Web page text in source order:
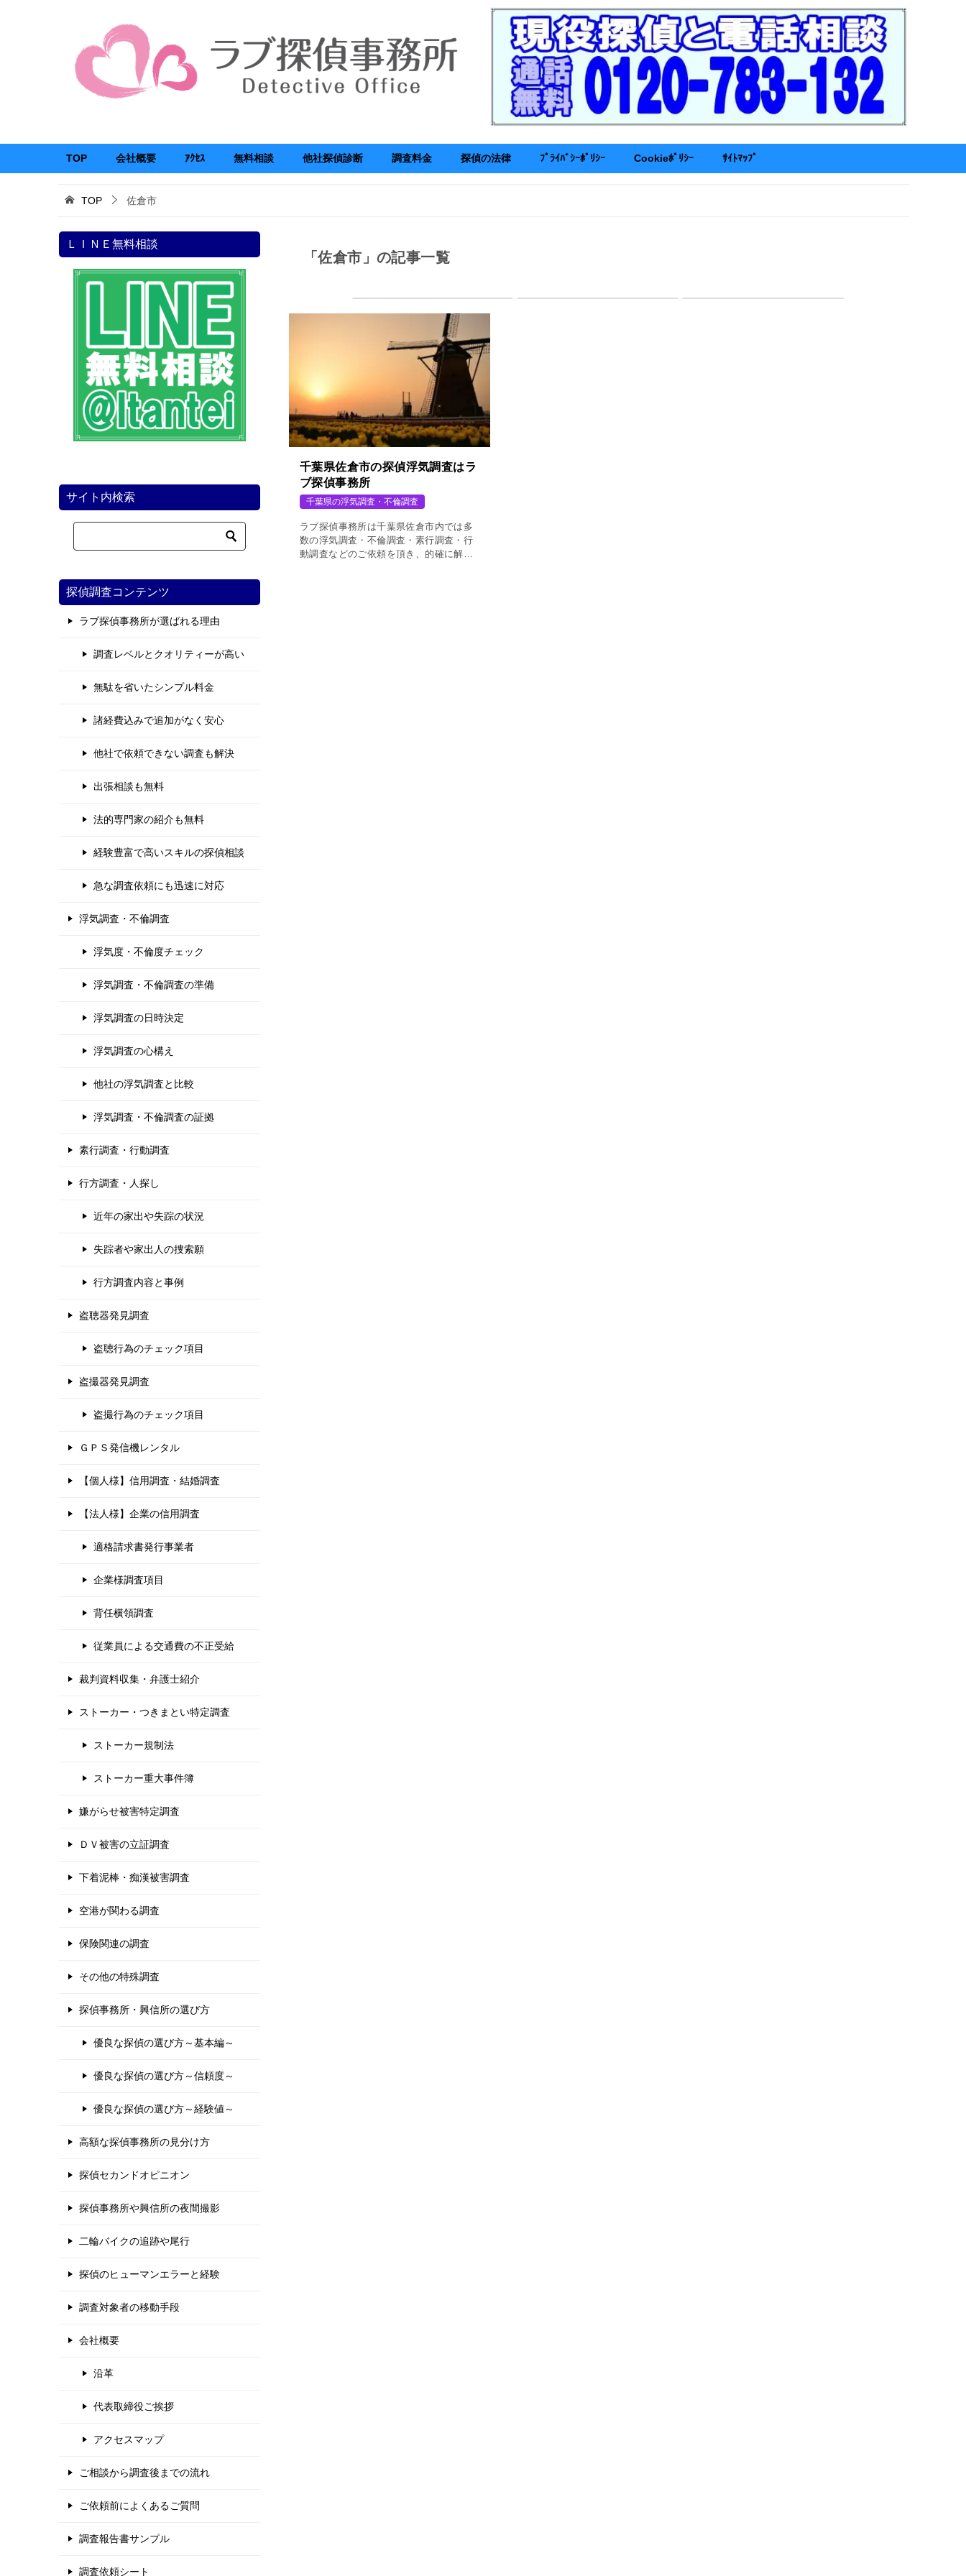
TOP 会社概要 ｱｸｾｽ 無料相談 他社探偵診断 調査料金 探偵の法律 ﾌﾟﾗｲﾊﾞｼｰﾎﾟﾘｼｰ Cookieﾎﾟﾘｼｰ ｻｲﾄﾏｯﾌﾟ
TOP 佐倉市
「佐倉市」の記事一覧
千葉県佐倉市の探偵浮気調査はラ
ブ探偵事務所
千葉県の浮気調査・不倫調査
ラブ探偵事務所は千葉県佐倉市内では多
数の浮気調査・不倫調査・素行調査・行
動調査などのご依頼を頂き、的確に解決
ＬＩＮＥ無料相談
サイト内検索
探偵調査コンテンツ
ラブ探偵事務所が選ばれる理由
調査レベルとクオリティーが高い
無駄を省いたシンプル料金
諸経費込みで追加がなく安心
他社で依頼できない調査も解決
出張相談も無料
法的専門家の紹介も無料
経験豊富で高いスキルの探偵相談
急な調査依頼にも迅速に対応
浮気調査・不倫調査
浮気度・不倫度チェック
浮気調査・不倫調査の準備
浮気調査の日時決定
浮気調査の心構え
他社の浮気調査と比較
浮気調査・不倫調査の証拠
素行調査・行動調査
行方調査・人探し
近年の家出や失踪の状況
失踪者や家出人の捜索願
行方調査内容と事例
盗聴器発見調査
盗聴行為のチェック項目
盗撮器発見調査
盗撮行為のチェック項目
ＧＰＳ発信機レンタル
【個人様】信用調査・結婚調査
【法人様】企業の信用調査
適格請求書発行事業者
企業様調査項目
背任横領調査
従業員による交通費の不正受給
裁判資料収集・弁護士紹介
ストーカー・つきまとい特定調査
ストーカー規制法
ストーカー重大事件簿
嫌がらせ被害特定調査
ＤＶ被害の立証調査
下着泥棒・痴漢被害調査
空港が関わる調査
保険関連の調査
その他の特殊調査
探偵事務所・興信所の選び方
優良な探偵の選び方～基本編～
優良な探偵の選び方～信頼度～
優良な探偵の選び方～経験値～
高額な探偵事務所の見分け方
探偵セカンドオピニオン
探偵事務所や興信所の夜間撮影
二輪バイクの追跡や尾行
探偵のヒューマンエラーと経験
調査対象者の移動手段
会社概要
沿革
代表取締役ご挨拶
アクセスマップ
ご相談から調査後までの流れ
ご依頼前によくあるご質問
調査報告書サンプル
調査依頼シート